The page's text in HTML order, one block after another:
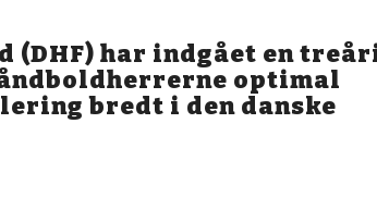
(DHF) har indgået en
optimal
bredt i den danske